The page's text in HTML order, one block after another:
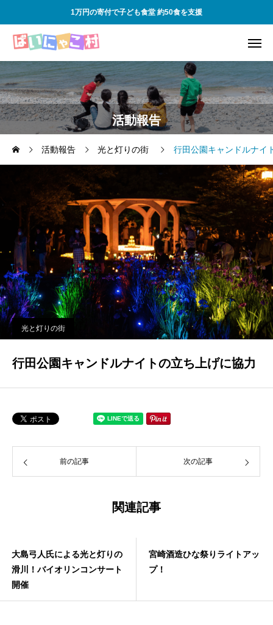
1万円の寄付で子ども食堂 約50食を支援
活動報告
活動報告 光と灯りの街 行田公園キャンドルナイ
光と灯りの街
行田公園キャンドルナイトの立ち上げに協力
前の記事 次の記事
関連記事
大島弓人氏による光と灯りの
滑川！バイオリンコンサート
開催
宮崎酒造ひな祭りライトアッ
プ！